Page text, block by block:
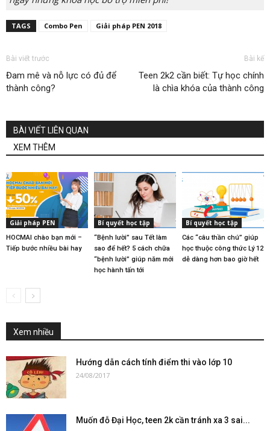
TAGS Combo Pen Giải pháp PEN 2018
Bài viết trước
Đam mê và nỗ lực có đủ để
thành công?
Bài kế
Teen 2k2 cần biết: Tự học chính
là chìa khóa của thành công
BÀI VIẾT LIÊN QUAN
XEM THÊM
Giải pháp PEN
HOCMAI chào bạn mới –
Tiếp bước nhiều bài hay
Bí quyết học tập
“Bệnh lười” sau Tết làm
sao để hết? 5 cách chữa
“bệnh lười” giúp năm mới
học hành tấn tới
Bí quyết học tập
Các “câu thần chú” giúp
học thuộc công thức Lý 12
dễ dàng hơn bao giờ hết
Xem nhiều
Hướng dẫn cách tính điểm thi vào lớp 10
24/08/2017
Muốn đỗ Đại Học, teen 2k cần tránh xa 3 sai...